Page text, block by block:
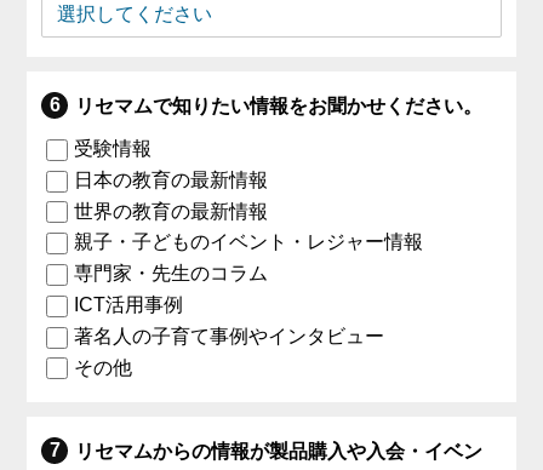
リセマムで知りたい情報をお聞かせください。
受験情報
日本の教育の最新情報
世界の教育の最新情報
親子・子どものイベント・レジャー情報
専門家・先生のコラム
ICT活用事例
著名人の子育て事例やインタビュー
その他
リセマムからの情報が製品購入や入会・イベン